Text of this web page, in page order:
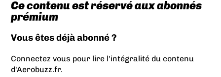
Ce contenu est réservé aux abonnés
prémium
Vous êtes déjà abonné ?
Connectez vous pour lire l'intégralité du contenu
d'Aerobuzz.fr.